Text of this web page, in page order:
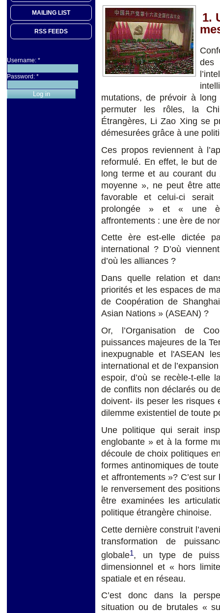
MAILING LIST
RSS FEEDS
Username: *
Password: *
1.
des
mutations, de prévoir à
permuter les rôles, la
Étrangères, Li Zao Xing se
démesurées grâce à une
Ces propos reviennent à
reformulé. En effet, le but
long terme et au courant du
moyenne », ne peut être
favorable et celui-ci
prolongée » et « une
affrontements : une ère de
Cette ère est-elle dictée
international ? D’où
d’où les alliances ?
Dans quelle relation et
priorités et les espaces de
de Coopération de
Asian Nations » (ASEAN) ?
Or, l’Organisation de
puissances majeures de la
inexpugnable et l'ASEAN
international et de
espoir, d’où se recèle-t-elle
de conflits non déclarés ou
doivent- ils peser les risques
dilemme existentiel de toute
Une politique qui serait
englobante » et à la forme
découle de choix politiques
formes antinomiques de
et affrontements »? C’est
le renversement des
être examinées les
politique étrangère chinoise.
Cette dernière construit
transformation de
globale1, un type de
dimensionnel et « hors
spatiale et en réseau.
C’est donc dans la
situation ou de brutales «